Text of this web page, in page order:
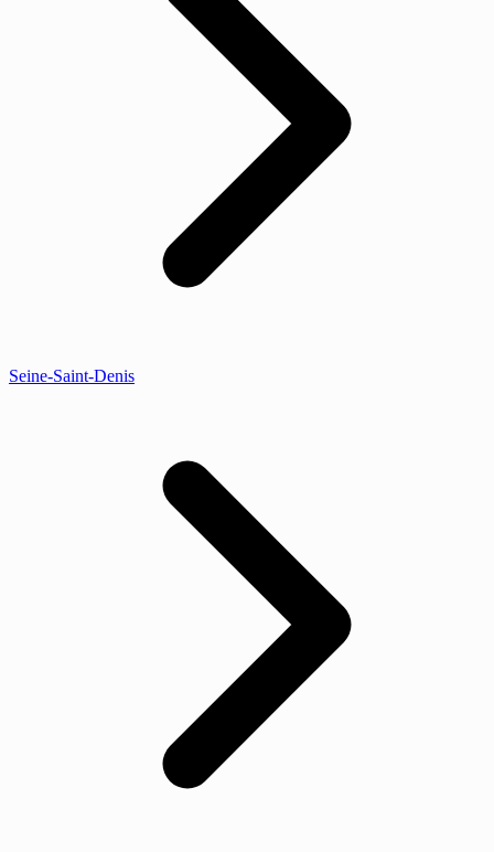
Seine-Saint-Denis